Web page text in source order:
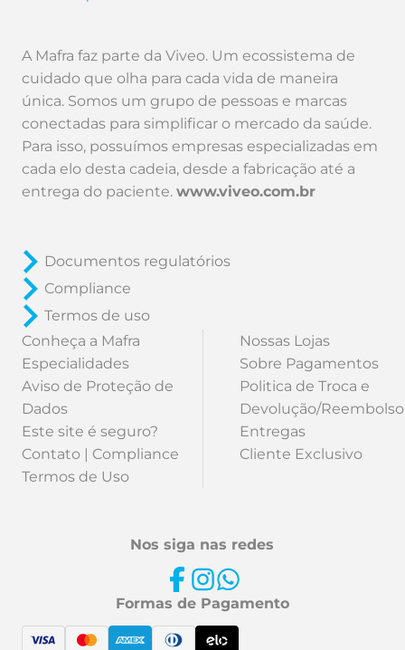
A Mafra faz parte da Viveo. Um ecossistema de
cuidado que olha para cada vida de maneira
única. Somos um grupo de pessoas e marcas
conectadas para simplificar o mercado da saúde.
Para isso, possuímos empresas especializadas em
cada elo desta cadeia, desde a fabricação até a
entrega do paciente.www.viveo.com.br
Documentos regulatórios
Compliance
Termos de uso
Conheça a Mafra
Especialidades
Aviso de Proteção de
Dados
Este site é seguro?
Contato | Compliance
Termos de Uso
Nossas Lojas
Sobre Pagamentos
Politica de Troca e
Devolução/Reembolso
Entregas
Cliente Exclusivo
Nos siga nas redes
Formas de Pagamento